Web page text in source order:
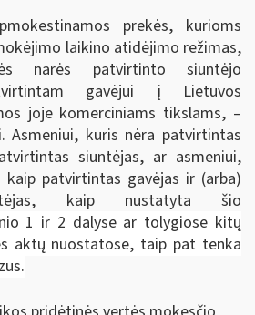
prekės, kurioms
laikino atidėjimo režimas,
narės patvirtinto siuntėjo
gavėjui į Lietuvos
joje komerciniams tikslams, –
Asmeniui, kuris nėra patvirtintas
siuntėjas, ar asmeniui,
kaip patvirtintas gavėjas ir (arba)
kaip nustatyta šio
1 ir 2 dalyse ar tolygiose kitų
aktų nuostatose, taip pat tenka